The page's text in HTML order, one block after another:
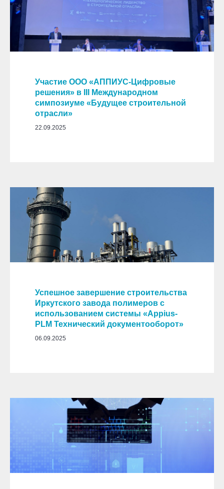
Участие ООО «АППИУС-Цифровые
решения» в III Международном
симпозиуме « Будущее строительной
отрасли»
22.09.2025
Успешное завершение строительства
Иркутского завода полимеров с
использованием системы «Appius-
PLM Технический документооборот»
06.09.2025